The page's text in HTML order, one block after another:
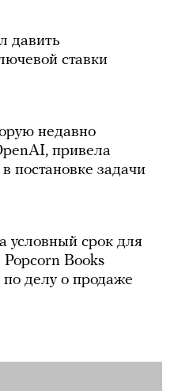
давить
ставки
недавно
привела
постановке задачи
условный срок для
Books
делу о продаже